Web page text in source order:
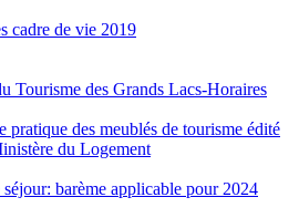
cadre de vie 2019
Tourisme des Grands Lacs-Horaires
pratique des meublés de tourisme édité
du Logement
séjour: barème applicable pour 2024